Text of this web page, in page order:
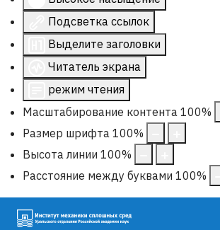
Подсветка ссылок
Выделите заголовки
Читатель экрана
режим чтения
Масштабирование контента 100%
Размер шрифта 100%
Высота линии 100%
Расстояние между буквами 100%